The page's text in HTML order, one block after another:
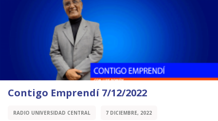
Contigo Emprendí 7/12/2022
RADIO UNIVERSIDAD CENTRAL 7 DICIEMBRE, 2022